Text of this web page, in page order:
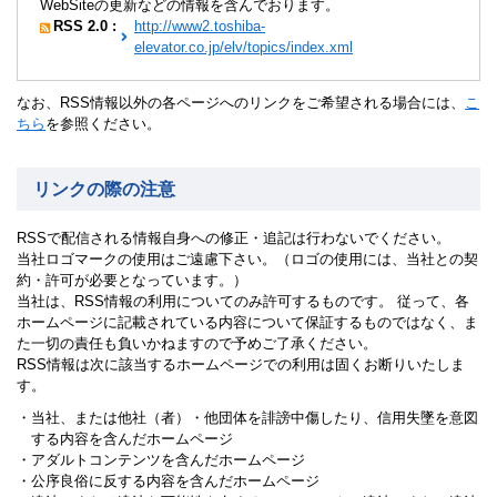
WebSiteの更新などの情報を含んでおります。
RSS 2.0 :
http://www2.toshiba-
elevator.co.jp/elv/topics/index.xml
なお、RSS情報以外の各ページへのリンクをご希望される場合には、 こ
ちら を参照ください。
リンクの際の注意
RSSで配信される情報自身への修正・追記は行わないでください。
当社ロゴマークの使用はご遠慮下さい。（ロゴの使用には、当社との契
約・許可が必要となっています。）
当社は、RSS情報の利用についてのみ許可するものです。 従って、各
ホームページに記載されている内容について保証するものではなく、ま
た一切の責任も負いかねますので予めご了承ください。
RSS情報は次に該当するホームページでの利用は固くお断りいたしま
す。
・ 当社、または他社（者）・他団体を誹謗中傷したり、信用失墜を意図
する内容を含んだホームページ
・ アダルトコンテンツを含んだホームページ
・ 公序良俗に反する内容を含んだホームページ